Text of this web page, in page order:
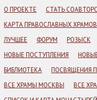
О ПРОЕКТЕ СТАТЬ
КАРТА ПРАВОСЛАВНЫХ ХРАМОВ
ЛУЧШЕЕ
ФОРУМ РОЗЫСК
НОВЫЕ ПОСТУПЛЕНИЯ
БИБЛИОТЕКА
ПОСВЯЩЕНИЯ
ВСЕ ХРАМЫ МОСКВЫ
ВСЕ